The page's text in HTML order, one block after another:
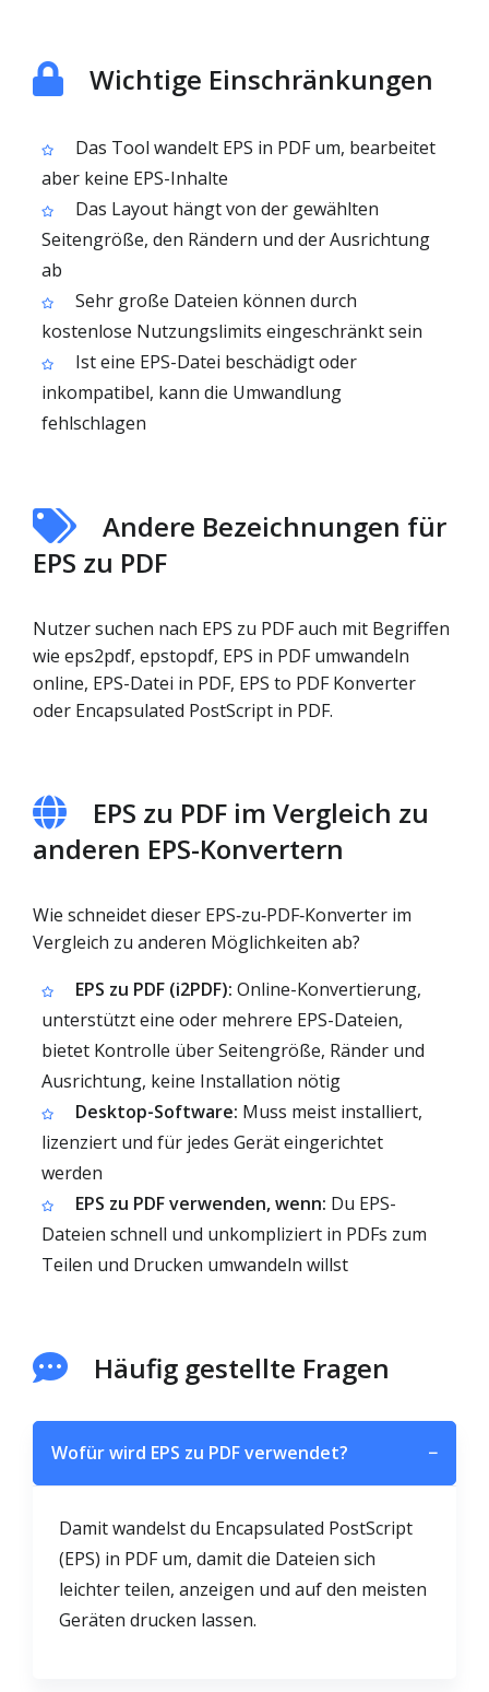
Wichtige Einschränkungen
Das Tool wandelt EPS in PDF um, bearbeitet
aber keine EPS-Inhalte
Das Layout hängt von der gewählten
Seitengröße, den Rändern und der Ausrichtung
ab
Sehr große Dateien können durch
kostenlose Nutzungslimits eingeschränkt sein
Ist eine EPS-Datei beschädigt oder
inkompatibel, kann die Umwandlung
fehlschlagen
Andere Bezeichnungen für
EPS zu PDF
Nutzer suchen nach EPS zu PDF auch mit Begriffen
wie eps2pdf, epstopdf, EPS in PDF umwandeln
online, EPS-Datei in PDF, EPS to PDF Konverter
oder Encapsulated PostScript in PDF.
EPS zu PDF im Vergleich zu
anderen EPS-Konvertern
Wie schneidet dieser EPS‑zu‑PDF‑Konverter im
Vergleich zu anderen Möglichkeiten ab?
EPS zu PDF (i2PDF): Online-Konvertierung,
unterstützt eine oder mehrere EPS-Dateien,
bietet Kontrolle über Seitengröße, Ränder und
Ausrichtung, keine Installation nötig
Desktop-Software: Muss meist installiert,
lizenziert und für jedes Gerät eingerichtet
werden
EPS zu PDF verwenden, wenn: Du EPS-
Dateien schnell und unkompliziert in PDFs zum
Teilen und Drucken umwandeln willst
Häufig gestellte Fragen
Wofür wird EPS zu PDF verwendet? −
Damit wandelst du Encapsulated PostScript
(EPS) in PDF um, damit die Dateien sich
leichter teilen, anzeigen und auf den meisten
Geräten drucken lassen.